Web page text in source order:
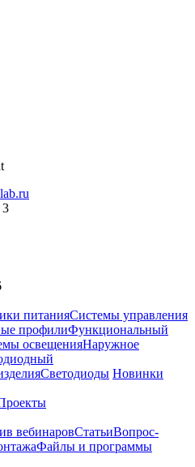
3
питанияСистемы управления
профилиФункциональный
освещенияНаружное
Светодиоды Новинки
вебинаровСтатьиВопрос-
Файлы и программы